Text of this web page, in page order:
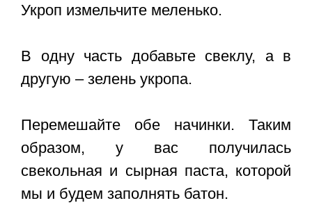
Укроп измельчите меленько.
В одну часть добавьте свеклу, а в
другую – зелень укропа.
Перемешайте обе начинки. Таким
образом, у вас получилась
свекольная и сырная паста, которой
мы и будем заполнять батон.